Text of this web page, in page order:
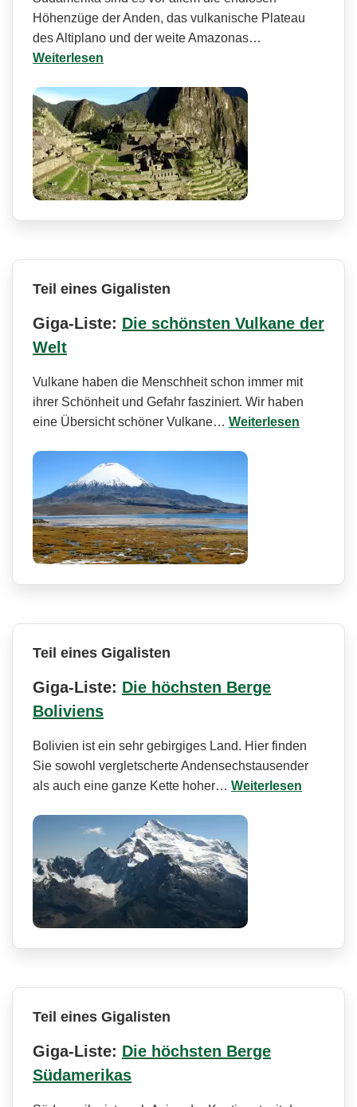
Höhenzüge der Anden, das vulkanische Plateau
des Altiplano und der weite Amazonas…
Weiterlesen
Teil eines Gigalisten
Giga-Liste: Die schönsten Vulkane der
Welt
Vulkane haben die Menschheit schon immer mit
ihrer Schönheit und Gefahr fasziniert. Wir haben
eine Übersicht schöner Vulkane… Weiterlesen
Teil eines Gigalisten
Giga-Liste: Die höchsten Berge
Boliviens
Bolivien ist ein sehr gebirgiges Land. Hier finden
Sie sowohl vergletscherte Andensechstausender
als auch eine ganze Kette hoher… Weiterlesen
Teil eines Gigalisten
Giga-Liste: Die höchsten Berge
Südamerikas